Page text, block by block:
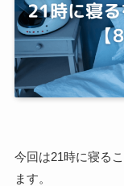
今回は21時に寝る
ます。